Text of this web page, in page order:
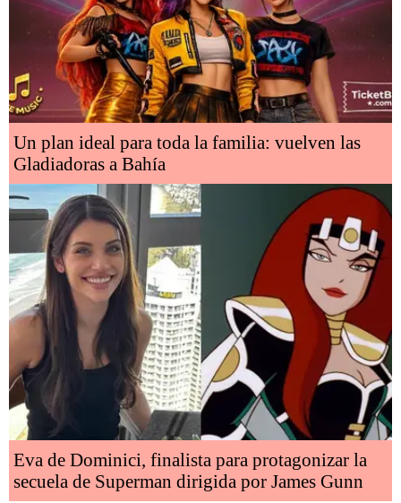
Un plan ideal para toda la familia: vuelven las
Gladiadoras a Bahía
Eva de Dominici, finalista para protagonizar la
secuela de Superman dirigida por James Gunn